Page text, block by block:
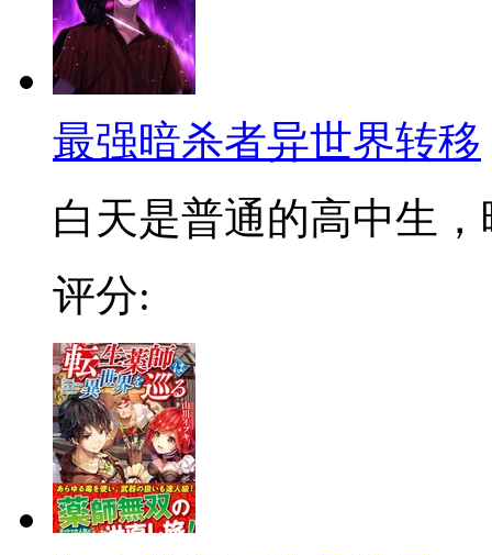
最强暗杀者异世界转移
白天是普通的高中生
评分: